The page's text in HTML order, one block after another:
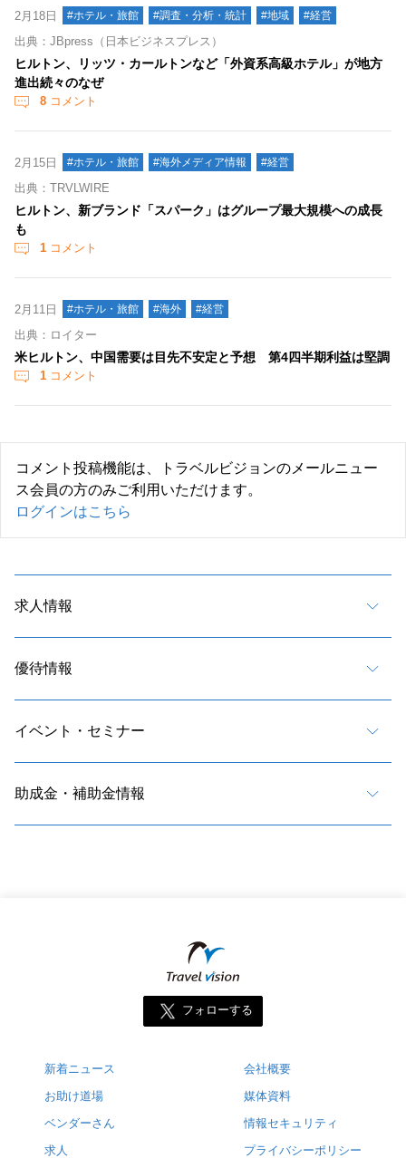
2月18日 #ホテル・旅館 #調査・分析・統計 #地域 #経営
出典：JBpress（日本ビジネスプレス）
ヒルトン、リッツ・カールトンなど「外資系高級ホテル」が地方
進出続々のなぜ
8 コメント
2月15日 #ホテル・旅館 #海外メディア情報 #経営
出典：TRVLWIRE
ヒルトン、新ブランド「スパーク」はグループ最大規模への成長
も
1 コメント
2月11日 #ホテル・旅館 #海外 #経営
出典：ロイター
米ヒルトン、中国需要は目先不安定と予想 第4四半期利益は堅調
1 コメント
コメント投稿機能は、トラベルビジョンのメールニュー
ス会員の方のみご利用いただけます。
ログインはこちら
求人情報
優待情報
イベント・セミナー
助成金・補助金情報
フォローする
新着ニュース
お助け道場
ベンダーさん
求人
会社概要
媒体資料
情報セキュリティ
プライバシーポリシー